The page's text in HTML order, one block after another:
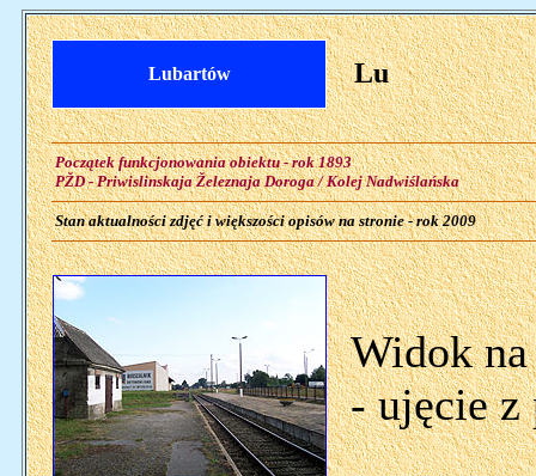
Lubartów Lu
Początek funkcjonowania obiektu - rok 1893
PŽD - Priwislinskaja Železnaja Doroga / Kolej Nadwiślańska
Stan aktualności zdjęć i większości opisów na stronie - rok 2009
Widok
- ujęcie z